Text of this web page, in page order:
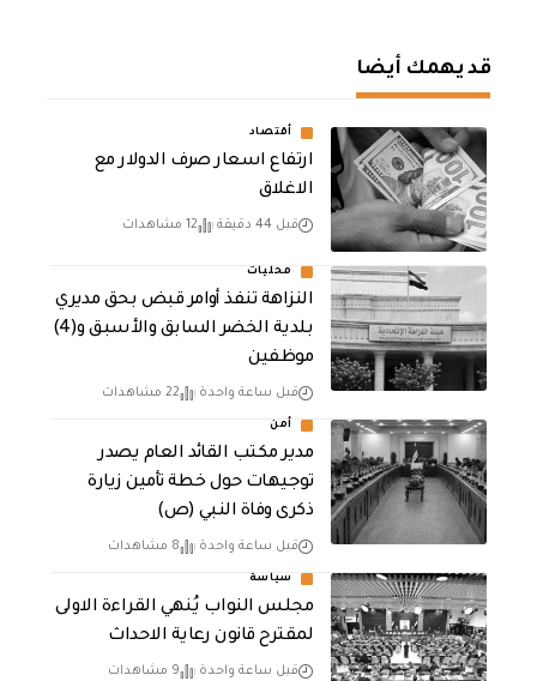
قد يهمك أيضا
أقتصاد
ارتفاع اسعار صرف الدولار مع
الاغلاق
قبل 44 دقيقة 12 مشاهدات
محليات
النزاهة تنفذ أوامر قبض بحق مديري
بلدية الخضر السابق والأسبق و(4)
موظفين
قبل ساعة واحدة 22 مشاهدات
أمن
مدير مكتب القائد العام يصدر
توجيهات حول خطة تأمين زيارة
ذكرى وفاة النبي (ص)
قبل ساعة واحدة 8 مشاهدات
سياسة
مجلس النواب يُنهي القراءة الاولى
لمقترح قانون رعاية الاحداث
قبل ساعة واحدة 9 مشاهدات